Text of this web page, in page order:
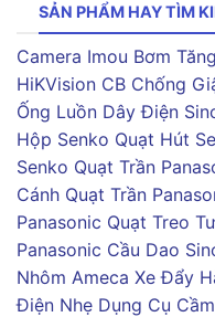
SẢN PHẨM HAY TÌM
Camera Imou Bơm
HiKVision CB Chống
Ống Luồn Dây Điện
Hộp Senko Quạt Hút
Senko Quạt Trần
Cánh Quạt Trần
Panasonic Quạt Treo
Panasonic Cầu Dao
Nhôm Ameca Xe Đẩy
Điện Nhẹ Dụng Cụ